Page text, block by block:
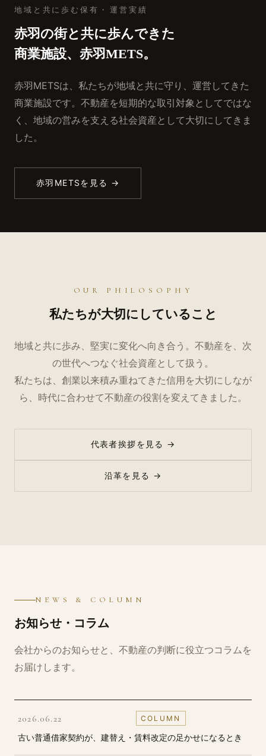
地域と共に歩む保有・⁠運営実績
赤羽の街と共に歩んできた
商業施設、赤羽METS。
赤羽METSは、私たちが地域と共に守り、運営してきた
商業施設です。不動産を短期的な取引対象としてではな
く、地域の営みを支える社会資産として大切にしてきま
した。
赤羽METSを見る →
OUR PHILOSOPHY
私たちが大切にしていること
地域と共に歩み、堅実に変化へ向き合う。不動産を、次
の世代へつなぐ社会資産として扱う。
私たちは、創業以来積み重ねてきた信用を大切にしなが
ら、時代に合わせて不動産の役割を変えてきました。
代表者挨拶を見る →
沿革を見る →
NEWS & COLUMN
お知らせ・⁠コラム
会社からのお知らせと、不動産の判断に役立つコラムを
お届けします。
2026.06.22 COLUMN
古い普通借家契約が、建替え・⁠賃料改定の足かせになるとき